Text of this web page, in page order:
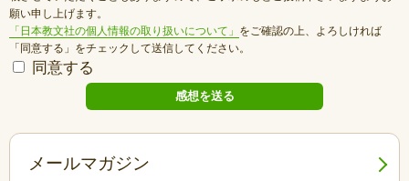
願い申し上げます。
「日本教文社の個人情報の取り扱いについて」 をご確認の上、よろしければ
「同意する」をチェックして送信してください。
同意する
メールマガジン